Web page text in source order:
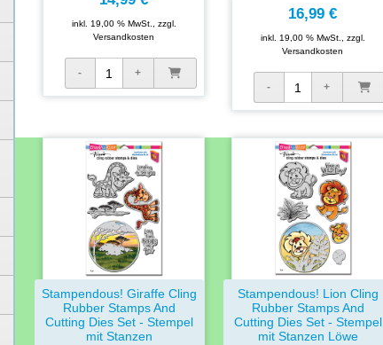
inkl. 19,00 % MwSt., zzgl.
Versandkosten
16,99 €
inkl. 19,00 % MwSt., zzgl.
Versandkosten
Stampendous! Giraffe Cling
Rubber Stamps And
Cutting Dies Set - Stempel
mit Stanzen
Stampendous! Lion Cling
Rubber Stamps And
Cutting Dies Set - Stempel
mit Stanzen Löwe